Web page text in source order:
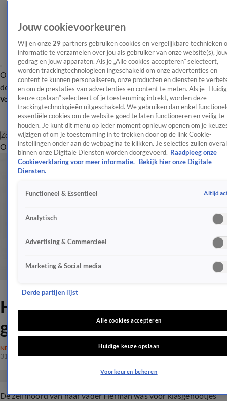
OverzichtAfleveringen Entertainment TV Algemeen
Tip
de redactieNieuwsbrief
Volg Shownieuws
Zoeken
OverzichtEntertainmentSpraakmakendRealityCrimeVideo's
Holly Mae Brood werd
gepest met dood vader
NEDERLAND
31 okt 2017, 08:49
De zelfmoord van haar vader Herman was voor klasgenootjes
Jouw cookievoorkeuren
Wij en onze 29 partners gebruiken cookies en vergelijkbare technieken
informatie te verzamelen over jou als gebruiker van onze website(s),
gedrag en jouw apparaten. Als je „Alle cookies accepteren” selecteert,
worden trackingtechnologieën ingeschakeld om onze advertenties en
content te kunnen personaliseren, onze producten en diensten te
en om de prestaties van advertenties en content te meten. Als je
keuze opslaan” selecteert of je toestemming intrekt, worden deze
trackingtechnologieën uitgeschakeld. We gebruiken dan enkel
essentiële cookies om de website goed te laten functioneren en veilig te
houden. Je kunt dit menu op ieder moment opnieuw openen om je
wijzigen of om je toestemming in te trekken door op de link Cookie-
instellingen onder aan de webpagina te klikken. Je selecties zullen overal
binnen onze Digitale Diensten worden doorgevoerd. Raadpleeg onze
Cookieverklaring voor meer informatie.
Bekijk hier onze Digitale
Diensten.
Functioneel & Essentieel Altijd
Analytisch
Advertising & Commercieel
Marketing & Social media
Derde partijen lijst
Alle cookies accepteren
Huidige keuze opslaan
Voorkeuren beheren